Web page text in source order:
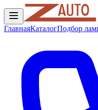
ГлавнаяКаталогПодбор